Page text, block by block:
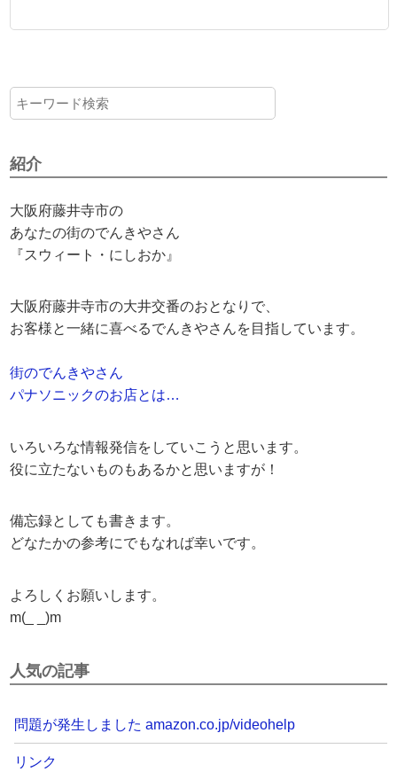
紹介
大阪府藤井寺市の
あなたの街のでんきやさん
『スウィート・にしおか』
大阪府藤井寺市の大井交番のおとなりで、
お客様と一緒に喜べるでんきやさんを目指しています。
街のでんきやさん
パナソニックのお店とは…
いろいろな情報発信をしていこうと思います。
役に立たないものもあるかと思いますが！
備忘録としても書きます。
どなたかの参考にでもなれば幸いです。
よろしくお願いします。
m(_ _)m
人気の記事
問題が発生しました amazon.co.jp/videohelp
リンク